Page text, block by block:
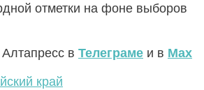
отметки на фоне выборов
в Телеграме и в Max
край